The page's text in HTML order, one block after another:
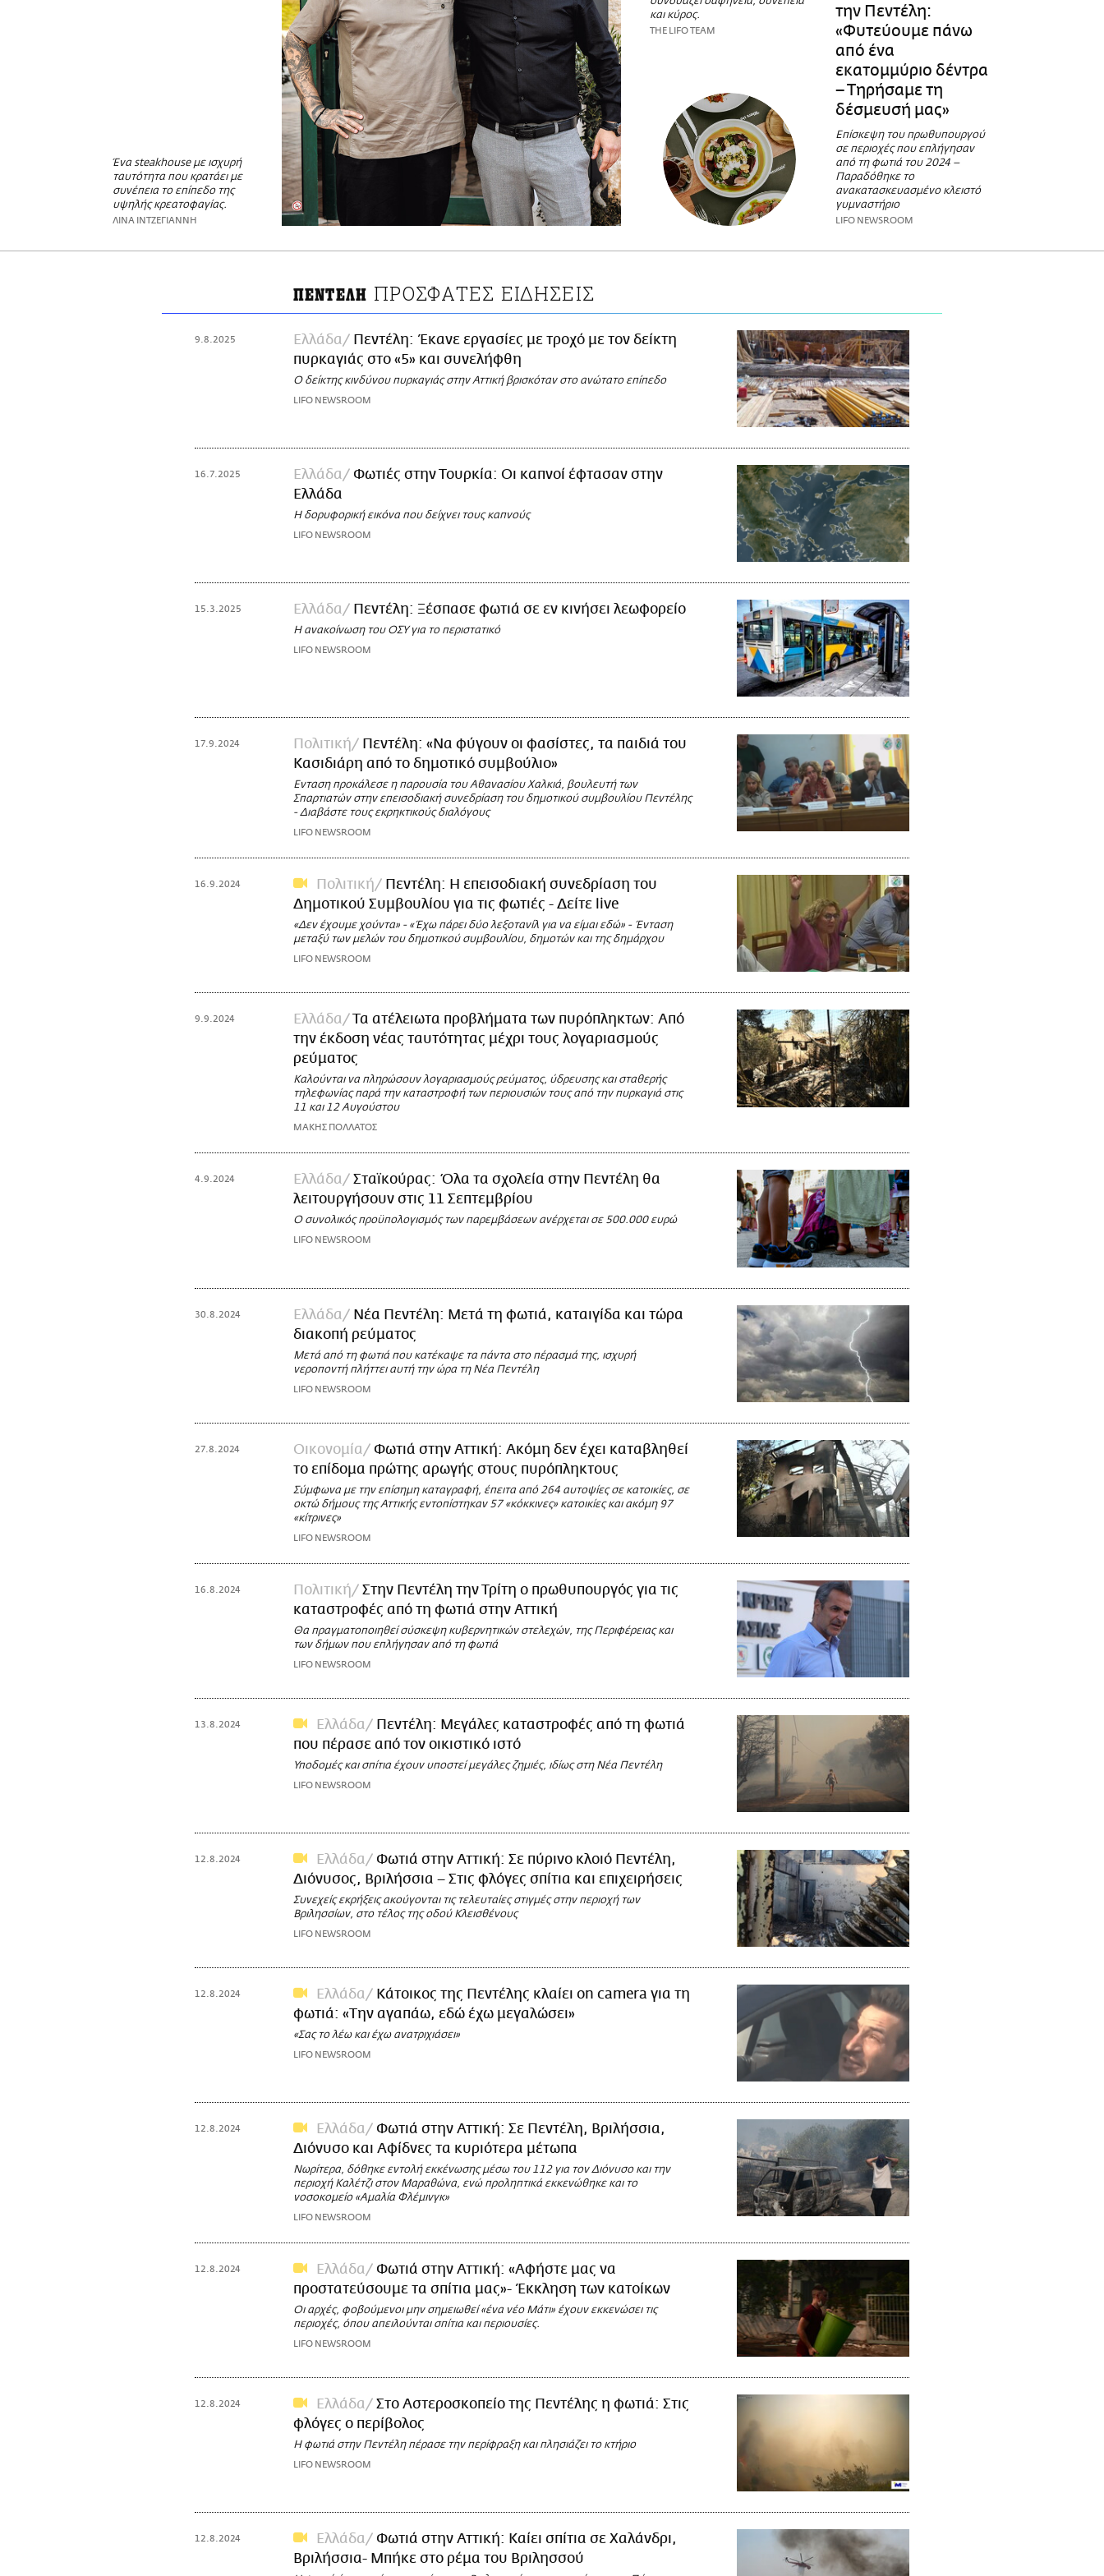
Ένα steakhouse με ισχυρή
ταυτότητα που κρατάει με
συνέπεια το επίπεδο της
υψηλής κρεατοφαγίας.
ΛΙΝΑ ΙΝΤΖΕΓΙΑΝΝΗ
και κύρος.
THE LIFO TEAM
την Πεντέλη:
«Φυτεύουμε πάνω
από ένα
εκατομμύριο δέντρα
– Τηρήσαμε τη
δέσμευσή μας»
Επίσκεψη του πρωθυπουργού
σε περιοχές που επλήγησαν
από τη φωτιά του 2024 –
Παραδόθηκε το
ανακατασκευασμένο κλειστό
γυμναστήριο
LIFO NEWSROOM
ΠΕΝΤΕΛΗ ΠΡΟΣΦΑΤΕΣ ΕΙΔΗΣΕΙΣ
9.8.2025 Ελλάδα
Πεντέλη: Έκανε εργασίες με τροχό με τον δείκτη
πυρκαγιάς στο «5» και συνελήφθη
Ο δείκτης κινδύνου πυρκαγιάς στην Αττική βρισκόταν στο ανώτατο επίπεδο
LIFO NEWSROOM
16.7.2025 Ελλάδα
Φωτιές στην Τουρκία: Οι καπνοί έφτασαν στην
Ελλάδα
Η δορυφορική εικόνα που δείχνει τους καπνούς
LIFO NEWSROOM
15.3.2025 Ελλάδα Πεντέλη: Ξέσπασε φωτιά σε εν κινήσει λεωφορείο
Η ανακοίνωση του ΟΣΥ για το περιστατικό
LIFO NEWSROOM
17.9.2024 Πολιτική
Πεντέλη: «Να φύγουν οι φασίστες, τα παιδιά του
Κασιδιάρη από το δημοτικό συμβούλιο»
Ενταση προκάλεσε η παρουσία του Αθανασίου Χαλκιά, βουλευτή των
Σπαρτιατών στην επεισοδιακή συνεδρίαση του δημοτικού συμβουλίου Πεντέλης
- Διαβάστε τους εκρηκτικούς διαλόγους
LIFO NEWSROOM
16.9.2024 Πολιτική
Πεντέλη: Η επεισοδιακή συνεδρίαση του
Δημοτικού Συμβουλίου για τις φωτιές - Δείτε live
«Δεν έχουμε χούντα» - «Έχω πάρει δύο λεξοτανίλ για να είμαι εδώ» - Ένταση
μεταξύ των μελών του δημοτικού συμβουλίου, δημοτών και της δημάρχου
LIFO NEWSROOM
9.9.2024 Ελλάδα
Τα ατέλειωτα προβλήματα των πυρόπληκτων: Από
την έκδοση νέας ταυτότητας μέχρι τους λογαριασμούς
ρεύματος
Καλούνται να πληρώσουν λογαριασμούς ρεύματος, ύδρευσης και σταθερής
τηλεφωνίας παρά την καταστροφή των περιουσιών τους από την πυρκαγιά στις
11 και 12 Αυγούστου
ΜΑΚΗΣ ΠΟΛΛΑΤΟΣ
4.9.2024 Ελλάδα
Σταϊκούρας: Όλα τα σχολεία στην Πεντέλη θα
λειτουργήσουν στις 11 Σεπτεμβρίου
Ο συνολικός προϋπολογισμός των παρεμβάσεων ανέρχεται σε 500.000 ευρώ
LIFO NEWSROOM
30.8.2024 Ελλάδα
Νέα Πεντέλη: Μετά τη φωτιά, καταιγίδα και τώρα
διακοπή ρεύματος
Μετά από τη φωτιά που κατέκαψε τα πάντα στο πέρασμά της, ισχυρή
νεροποντή πλήττει αυτή την ώρα τη Νέα Πεντέλη
LIFO NEWSROOM
27.8.2024 Οικονομία
Φωτιά στην Αττική: Ακόμη δεν έχει καταβληθεί
το επίδομα πρώτης αρωγής στους πυρόπληκτους
Σύμφωνα με την επίσημη καταγραφή, έπειτα από 264 αυτοψίες σε κατοικίες, σε
οκτώ δήμους της Αττικής εντοπίστηκαν 57 «κόκκινες» κατοικίες και ακόμη 97
«κίτρινες»
LIFO NEWSROOM
16.8.2024 Πολιτική
Στην Πεντέλη την Τρίτη ο πρωθυπουργός για τις
καταστροφές από τη φωτιά στην Αττική
Θα πραγματοποιηθεί σύσκεψη κυβερνητικών στελεχών, της Περιφέρειας και
των δήμων που επλήγησαν από τη φωτιά
LIFO NEWSROOM
13.8.2024 Ελλάδα
Πεντέλη: Μεγάλες καταστροφές από τη φωτιά
που πέρασε από τον οικιστικό ιστό
Υποδομές και σπίτια έχουν υποστεί μεγάλες ζημιές, ιδίως στη Νέα Πεντέλη
LIFO NEWSROOM
12.8.2024 Ελλάδα
Φωτιά στην Αττική: Σε πύρινο κλοιό Πεντέλη,
Διόνυσος, Βριλήσσια – Στις φλόγες σπίτια και επιχειρήσεις
Συνεχείς εκρήξεις ακούγονται τις τελευταίες στιγμές στην περιοχή των
Βριλησσίων, στο τέλος της οδού Κλεισθένους
LIFO NEWSROOM
12.8.2024 Ελλάδα
Κάτοικος της Πεντέλης κλαίει on camera για τη
φωτιά: «Την αγαπάω, εδώ έχω μεγαλώσει»
«Σας το λέω και έχω ανατριχιάσει»
LIFO NEWSROOM
12.8.2024 Ελλάδα
Φωτιά στην Αττική: Σε Πεντέλη, Βριλήσσια,
Διόνυσο και Αφίδνες τα κυριότερα μέτωπα
Νωρίτερα, δόθηκε εντολή εκκένωσης μέσω του 112 για τον Διόνυσο και την
περιοχή Καλέτζι στον Μαραθώνα, ενώ προληπτικά εκκενώθηκε και το
νοσοκομείο «Αμαλία Φλέμινγκ»
LIFO NEWSROOM
12.8.2024 Ελλάδα
Φωτιά στην Αττική: «Αφήστε μας να
προστατεύσουμε τα σπίτια μας»- Έκκληση των κατοίκων
Οι αρχές, φοβούμενοι μην σημειωθεί «ένα νέο Μάτι» έχουν εκκενώσει τις
περιοχές, όπου απειλούνται σπίτια και περιουσίες.
LIFO NEWSROOM
12.8.2024 Ελλάδα
Στο Αστεροσκοπείο της Πεντέλης η φωτιά: Στις
φλόγες ο περίβολος
Η φωτιά στην Πεντέλη πέρασε την περίφραξη και πλησιάζει το κτήριο
LIFO NEWSROOM
12.8.2024 Ελλάδα
Φωτιά στην Αττική: Καίει σπίτια σε Χαλάνδρι,
Βριλήσσια- Μπήκε στο ρέμα του Βριλησσού